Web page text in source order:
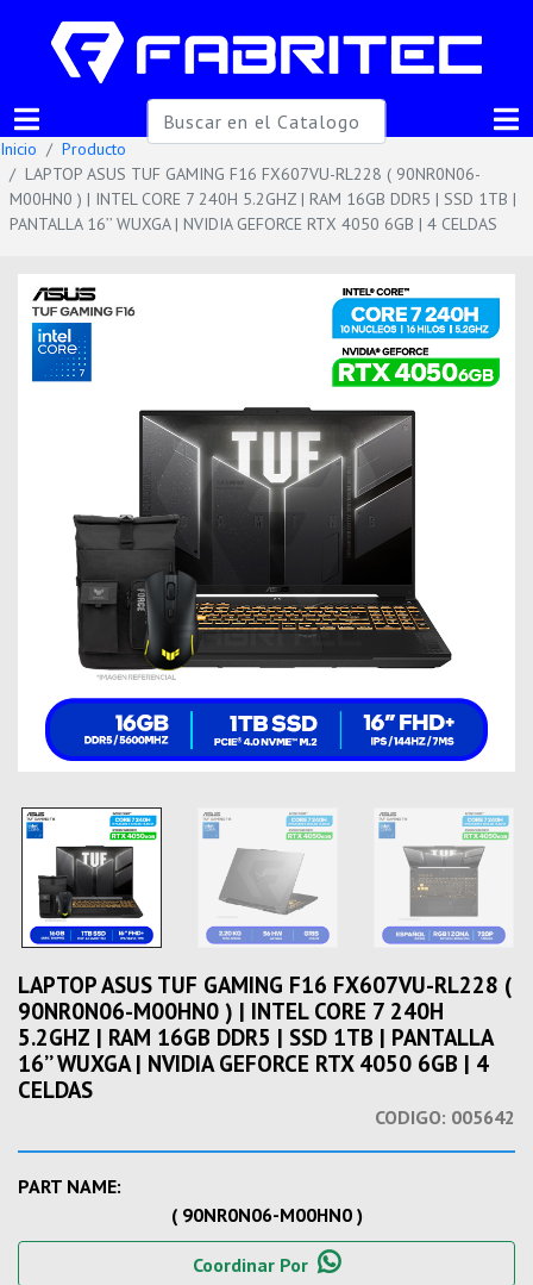
Inicio
Producto
LAPTOP ASUS TUF GAMING F16 FX607VU-RL228 ( 90NR0N06-
M00HN0 ) | INTEL CORE 7 240H 5.2GHZ | RAM 16GB DDR5 | SSD 1TB |
PANTALLA 16’’ WUXGA | NVIDIA GEFORCE RTX 4050 6GB | 4 CELDAS
LAPTOP ASUS TUF GAMING F16 FX607VU-RL228 (
90NR0N06-M00HN0 ) | INTEL CORE 7 240H
5.2GHZ | RAM 16GB DDR5 | SSD 1TB | PANTALLA
16’’ WUXGA | NVIDIA GEFORCE RTX 4050 6GB | 4
CELDAS
CODIGO: 005642
PART NAME:
( 90NR0N06-M00HN0 )
Coordinar Por